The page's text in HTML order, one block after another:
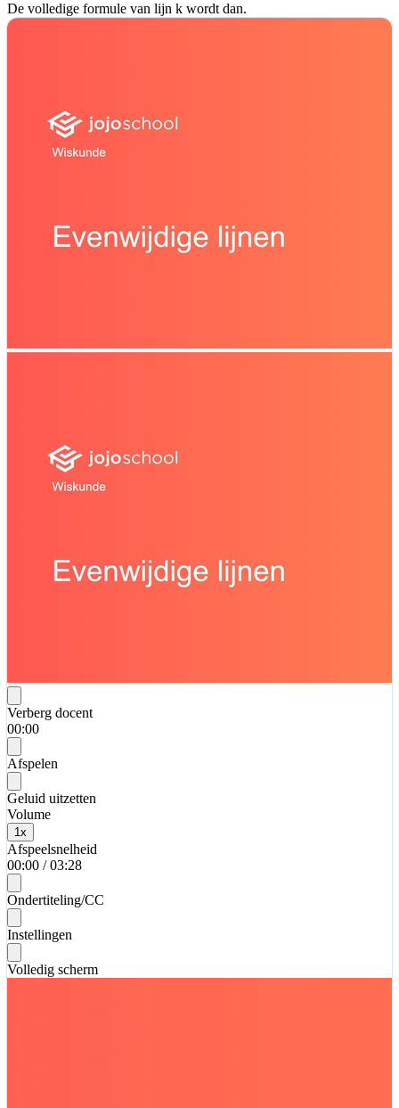
De volledige formule van lijn k wordt dan.
Verberg docent
00:00
Afspelen
Geluid uitzetten
Volume
1x
Afspeelsnelheid
00:00 / 03:28
Ondertiteling/CC
Instellingen
Volledig scherm